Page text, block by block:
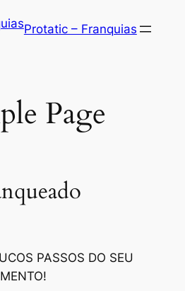
Protatic – Franquias
Page
PASSOS DO SEU